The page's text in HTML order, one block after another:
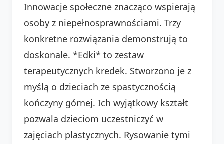
Innowacje społeczne znacząco wspierają
osoby z niepełnosprawnościami. Trzy
konkretne rozwiązania demonstrują to
doskonale. *Edki* to zestaw
terapeutycznych kredek. Stworzono je z
myślą o dzieciach ze spastycznością
kończyny górnej. Ich wyjątkowy kształt
pozwala dzieciom uczestniczyć w
zajęciach plastycznych. Rysowanie tymi